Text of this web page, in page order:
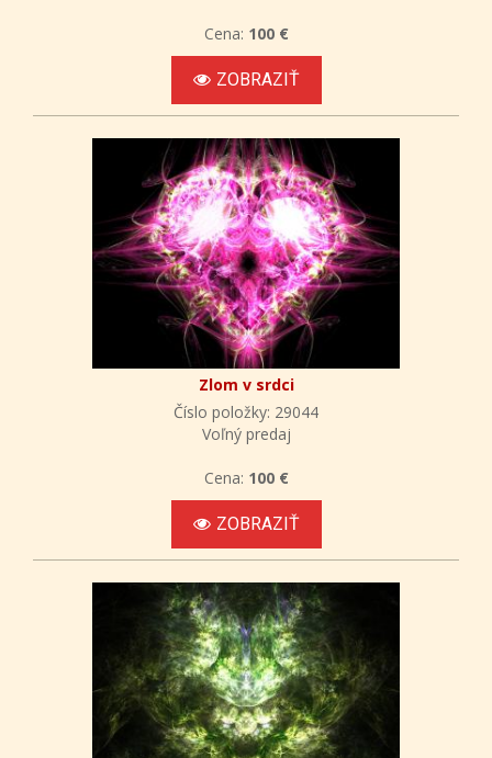
Cena: 100 €
ZOBRAZIŤ
Zlom v srdci
Číslo položky: 29044
Voľný predaj
Cena: 100 €
ZOBRAZIŤ